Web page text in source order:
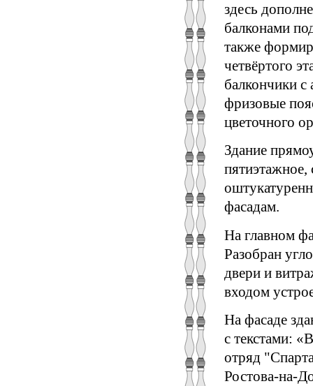
здесь
балконами
также
чет­вёртого
балкончики
фризовые
цветочного
Здание
фасадам.
На главном
Разобран
двери и
входом
На фасаде
с текстами:
отряд
Ростова-на-